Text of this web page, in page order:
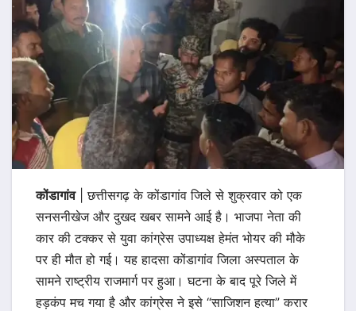
कोंडागांव| छत्तीसगढ़ के कोंडागांव जिले से शुक्रवार को एक
सनसनीखेज और दुखद खबर सामने आई है। भाजपा नेता की
कार की टक्कर से युवा कांग्रेस उपाध्यक्ष हेमंत भोयर की मौके
पर ही मौत हो गई। यह हादसा कोंडागांव जिला अस्पताल के
सामने राष्ट्रीय राजमार्ग पर हुआ। घटना के बाद पूरे जिले में
हड़कंप मच गया है और कांग्रेस ने इसे “साजिशन हत्या” करार